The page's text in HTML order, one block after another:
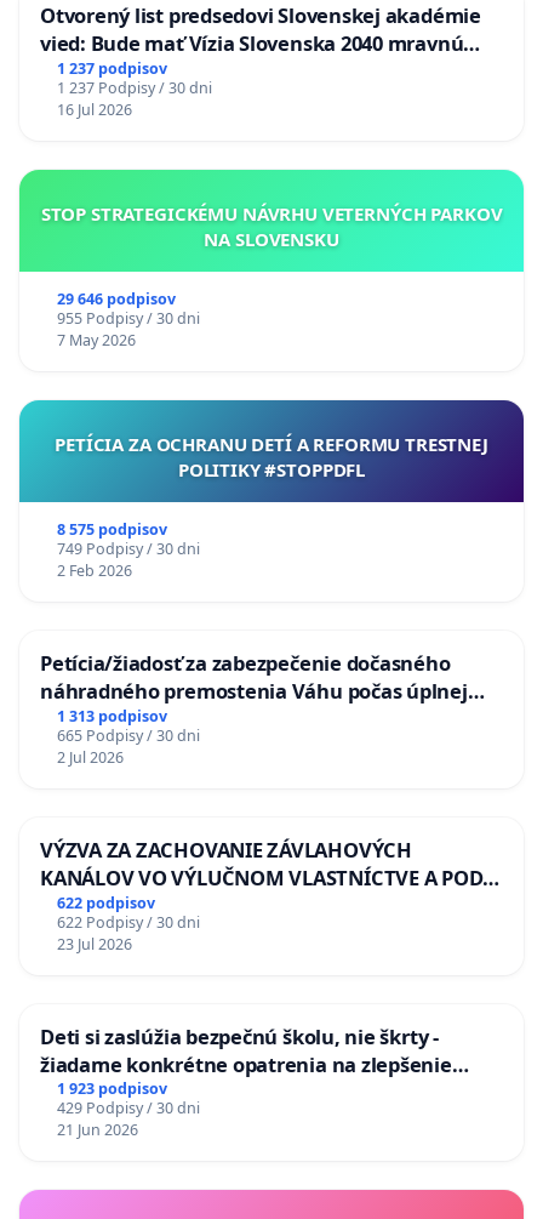
Otvorený list predsedovi Slovenskej akadémie
vied: Bude mať Vízia Slovenska 2040 mravnú
chrbticu?
1 237 podpisov
1 237 Podpisy / 30 dni
16 Jul 2026
STOP STRATEGICKÉMU NÁVRHU VETERNÝCH PARKOV
NA SLOVENSKU
29 646 podpisov
955 Podpisy / 30 dni
7 May 2026
PETÍCIA ZA OCHRANU DETÍ A REFORMU TRESTNEJ
POLITIKY #STOPPDFL
8 575 podpisov
749 Podpisy / 30 dni
2 Feb 2026
Petícia/žiadosť za zabezpečenie dočasného
náhradného premostenia Váhu počas úplnej
uzávery Vážskeho mosta v Komárne
1 313 podpisov
665 Podpisy / 30 dni
2 Jul 2026
VÝZVA ZA ZACHOVANIE ZÁVLAHOVÝCH
KANÁLOV VO VÝLUČNOM VLASTNÍCTVE A POD
KONTROLOU SLOVENSKEJ REPUBLIKY & žiadosť
na riešenie zanedbaného stavu závlahových a
odvodňovacích kanálov na Slovensku
622 podpisov
622 Podpisy / 30 dni
23 Jul 2026
Deti si zaslúžia bezpečnú školu, nie škrty -
žiadame konkrétne opatrenia na zlepšenie
situácie v školstve
1 923 podpisov
429 Podpisy / 30 dni
21 Jun 2026